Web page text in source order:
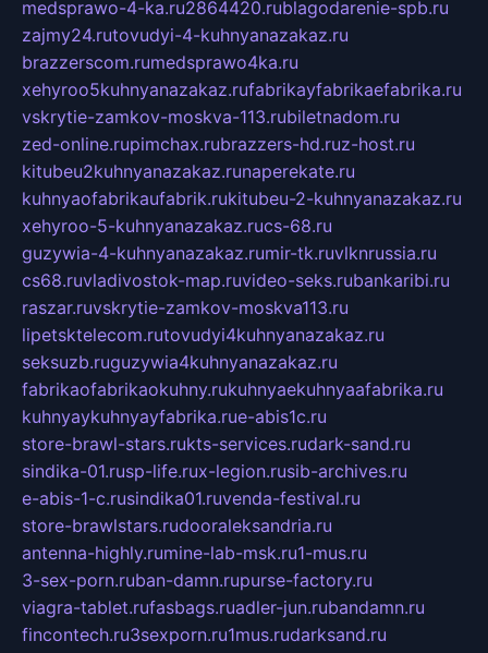
medsprawo-4-ka.ru2864420.rublagodarenie-spb.ru
zajmy24.rutovudyi-4-kuhnyanazakaz.ru
brazzerscom.rumedsprawo4ka.ru
xehyroo5kuhnyanazakaz.rufabrikayfabrikaefabrika.ru
vskrytie-zamkov-moskva-113.rubiletnadom.ru
zed-online.rupimchax.rubrazzers-hd.ruz-host.ru
kitubeu2kuhnyanazakaz.runaperekate.ru
kuhnyaofabrikaufabrik.rukitubeu-2-kuhnyanazakaz.ru
xehyroo-5-kuhnyanazakaz.rucs-68.ru
guzywia-4-kuhnyanazakaz.rumir-tk.ruvlknrussia.ru
cs68.ruvladivostok-map.ruvideo-seks.rubankaribi.ru
raszar.ruvskrytie-zamkov-moskva113.ru
lipetsktelecom.rutovudyi4kuhnyanazakaz.ru
seksuzb.ruguzywia4kuhnyanazakaz.ru
fabrikaofabrikaokuhny.rukuhnyaekuhnyaafabrika.ru
kuhnyaykuhnyayfabrika.rue-abis1c.ru
store-brawl-stars.rukts-services.rudark-sand.ru
sindika-01.rusp-life.rux-legion.rusib-archives.ru
e-abis-1-c.rusindika01.ruvenda-festival.ru
store-brawlstars.rudooraleksandria.ru
antenna-highly.rumine-lab-msk.ru1-mus.ru
3-sex-porn.ruban-damn.rupurse-factory.ru
viagra-tablet.rufasbags.ruadler-jun.rubandamn.ru
fincontech.ru3sexporn.ru1mus.rudarksand.ru